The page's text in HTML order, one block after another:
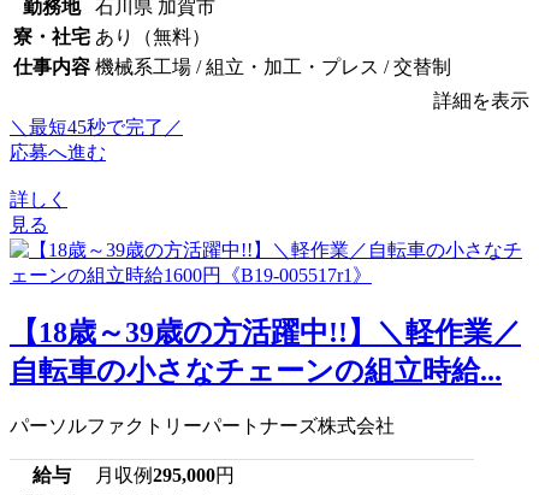
勤務地
石川県 加賀市
寮・社宅 あり（無料）
仕事内容 機械系工場 / 組立・加工・プレス / 交替制
詳細を表示
＼最短45秒で完了／
応募へ進む
詳しく
見る
【18歳～39歳の方活躍中!!】＼軽作業／
自転車の小さなチェーンの組立時給...
パーソルファクトリーパートナーズ株式会社
給与 月収例295,000円